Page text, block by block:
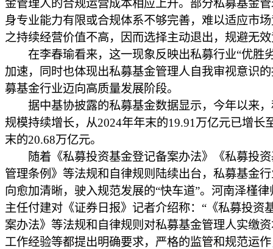
金管理人的合规运营成本相应上升。部分私募基金
身专业能力有限或合规体系不够完善，难以适应市
之持续经营价值不高，因而选择主动退出，规避无效
在李春瑜看来，这一现象反映出私募行业“优胜
加速，同时也体现出私募基金管理人自我审视意识
募基金行业迈向高质量发展阶段。
据中基协披露的私募基金数据显示，今年以来，
规模持续增长，从2024年年末的19.91万亿元已增长
末的20.68万亿元。
随着《私募投资基金登记备案办法》《私募投资
管理条例》等法规和自律规则陆续出台，私募基金
向愈加清晰，驶入规范发展的“快车道”。河南泽槿
主任付建对《证券日报》记者介绍称：“《私募投资
案办法》等法规和自律规则对私募基金管理人实缴
工作经验等都提出明确要求，严格的监管和规范运